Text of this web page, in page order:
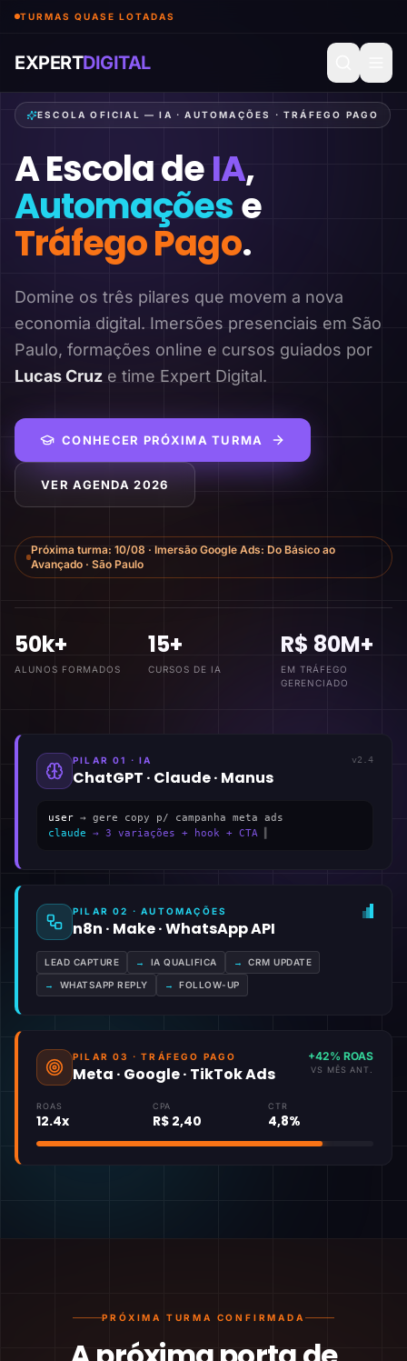
TURMAS QUASE LOTADAS
EXPERTDIGITAL
ESCOLA OFICIAL — IA · AUTOMAÇÕES · TRÁFEGO PAGO
A Escola deIA,
Automaçõese
Tráfego Pago.
Domine os três pilares que movem a nova
economia digital. Imersões presenciais em São
Paulo, formações online e cursos guiados por
Lucas Cruz e time Expert Digital.
CONHECER PRÓXIMA TURMA
VER AGENDA 2026
Próxima turma: 10/08 · Imersão Google Ads: Do Básico ao
Avançado · São Paulo
50k+
ALUNOS FORMADOS
15+
CURSOS DE IA
R$ 80M+
EM TRÁFEGO
GERENCIADO
PILAR 01 · IA
ChatGPT · Claude · Manus
v2.4
user → gere copy p/ campanha meta ads
claude → 3 variações + hook + CTA
PILAR 02 · AUTOMAÇÕES
n8n · Make · WhatsApp API
LEAD CAPTURE → IA QUALIFICA → CRM UPDATE
→ WHATSAPP REPLY → FOLLOW-UP
PILAR 03 · TRÁFEGO PAGO
Meta · Google · TikTok Ads
+42% ROAS
VS MÊS ANT.
ROAS
12.4x
CPA
R$ 2,40
CTR
4,8%
PRÓXIMA TURMA CONFIRMADA